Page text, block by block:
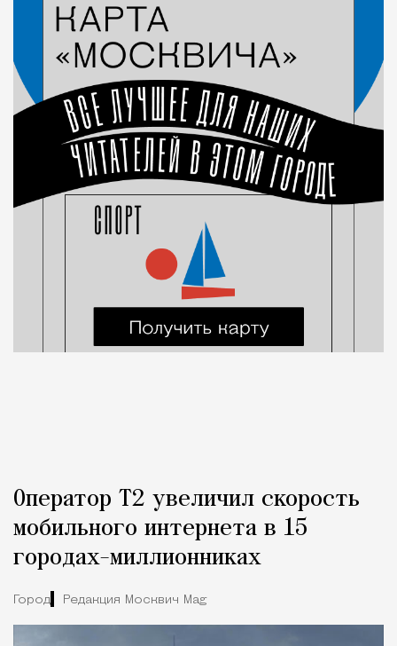
Оператор Т2 увеличил скорость
мобильного интернета в 15
городах-миллионниках
Город Редакция Москвич Mag